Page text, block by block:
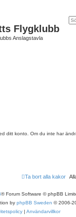
Flygklubb
Anslagstavla
ditt konto. Om du inte har
Ta bort alla kakor
® Forum Software © phpBB
by phpBB Sweden © 2006-
| Användarvillkor